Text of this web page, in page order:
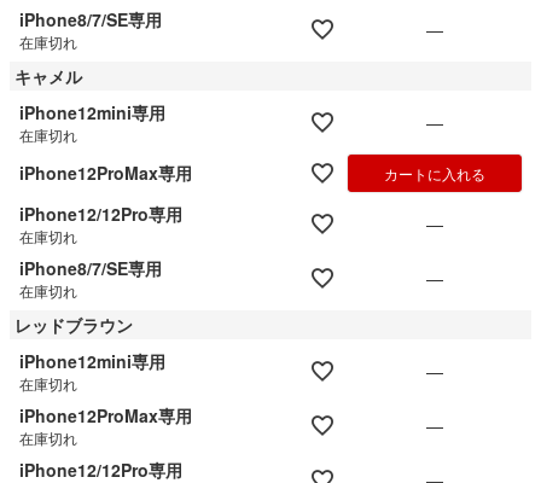
iPhone8/7/SE専用
在庫切れ
—
キャメル
iPhone12mini専用
在庫切れ —
iPhone12ProMax専用 カートに入れる
iPhone12/12Pro専用
在庫切れ
—
iPhone8/7/SE専用
在庫切れ
—
レッドブラウン
iPhone12mini専用
在庫切れ
—
iPhone12ProMax専用
在庫切れ
—
iPhone12/12Pro専用